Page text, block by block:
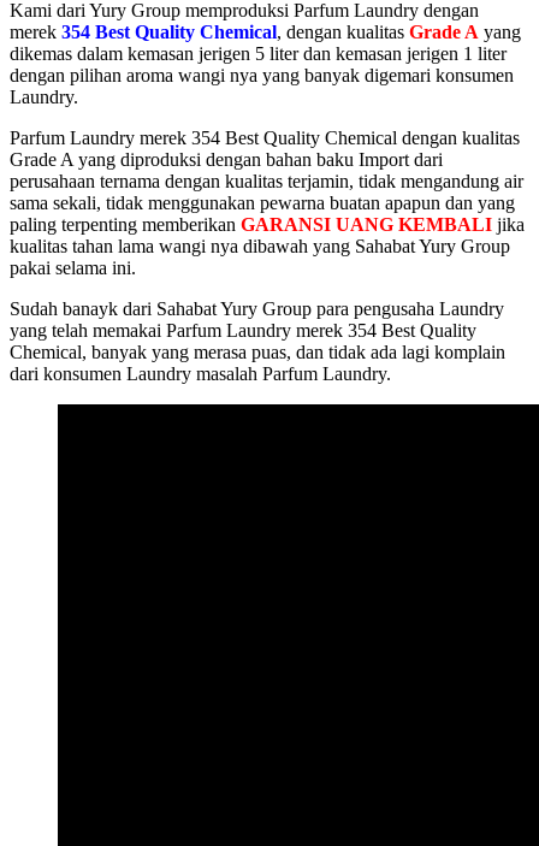
Kami dari Yury Group memproduksi Parfum Laundry dengan
merek 354 Best Quality Chemical, dengan kualitas Grade A yang
dikemas dalam kemasan jerigen 5 liter dan kemasan jerigen 1 liter
dengan pilihan aroma wangi nya yang banyak digemari konsumen
Laundry.
Parfum Laundry merek 354 Best Quality Chemical dengan kualitas
Grade A yang diproduksi dengan bahan baku Import dari
perusahaan ternama dengan kualitas terjamin, tidak mengandung air
sama sekali, tidak menggunakan pewarna buatan apapun dan yang
paling terpenting memberikan GARANSI UANG KEMBALI jika
kualitas tahan lama wangi nya dibawah yang Sahabat Yury Group
pakai selama ini.
Sudah banayk dari Sahabat Yury Group para pengusaha Laundry
yang telah memakai Parfum Laundry merek 354 Best Quality
Chemical, banyak yang merasa puas, dan tidak ada lagi komplain
dari konsumen Laundry masalah Parfum Laundry.